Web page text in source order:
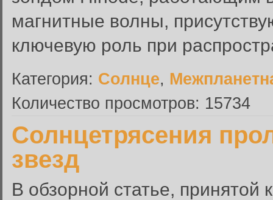
магнитные волны,
ключевую роль при
Категория: Солнце,
Количество просмотров: 15734
Солнцетрясения
звезд
В обзорной статье,